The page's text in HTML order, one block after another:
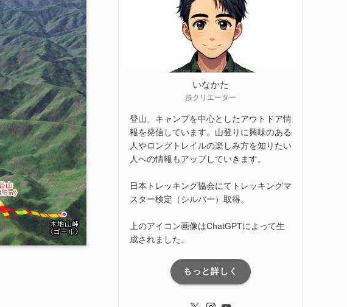
いなかた
歩クリエーター
登山、キャンプを中心としたアウトドア情
報を発信しています。山登りに興味のある
人やロングトレイルの楽しみ方を知りたい
人への情報もアップしていきます。
日本トレッキング協会にてトレッキングマ
スター検定（シルバー）取得。
上のアイコン画像はChatGPTによって生
成されました。
もっと詳しく